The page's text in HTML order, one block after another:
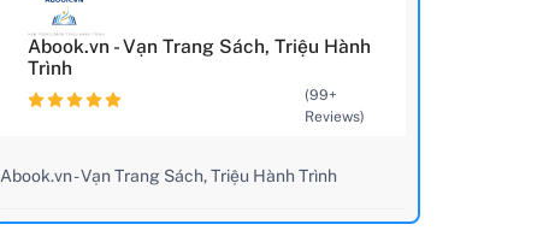
Abook.vn - Vạn Trang Sách, Triệu Hành
Trình
(99+
Reviews)
Abook.vn - Vạn Trang Sách, Triệu Hành Trình